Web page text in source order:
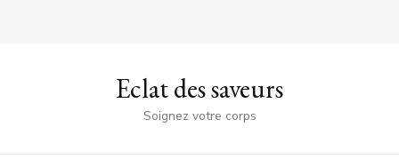
Eclat des saveurs
Soignez votre corps